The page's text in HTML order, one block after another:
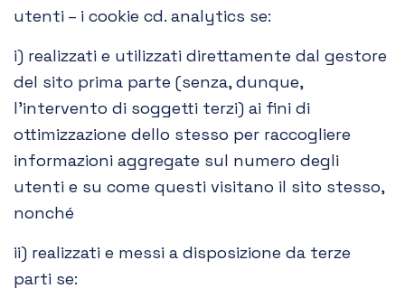
utenti – i cookie cd. analytics se:
i) realizzati e utilizzati direttamente dal gestore
del sito prima parte (senza, dunque,
l’intervento di soggetti terzi) ai fini di
ottimizzazione dello stesso per raccogliere
informazioni aggregate sul numero degli
utenti e su come questi visitano il sito stesso,
nonché
ii) realizzati e messi a disposizione da terze
parti se: